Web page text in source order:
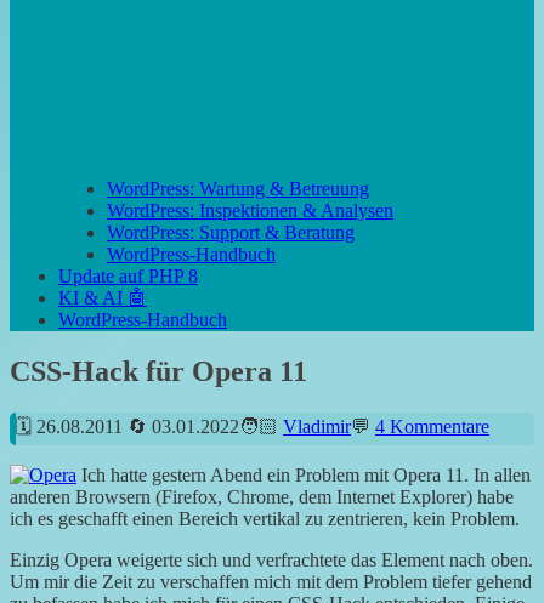
WordPress: Wartung & Betreuung
WordPress: Inspektionen & Analysen
WordPress: Support & Beratung
WordPress-Handbuch
Update auf PHP 8
KI & AI 🤖
WordPress-Handbuch
CSS-Hack für Opera 11
26.08.2011 03.01.2022 Vladimir 4 Kommentare
Ich hatte gestern Abend ein Problem mit Opera 11. In allen
anderen Browsern (Firefox, Chrome, dem Internet Explorer) habe
ich es geschafft einen Bereich vertikal zu zentrieren, kein Problem.
Einzig Opera weigerte sich und verfrachtete das Element nach oben.
Um mir die Zeit zu verschaffen mich mit dem Problem tiefer gehend